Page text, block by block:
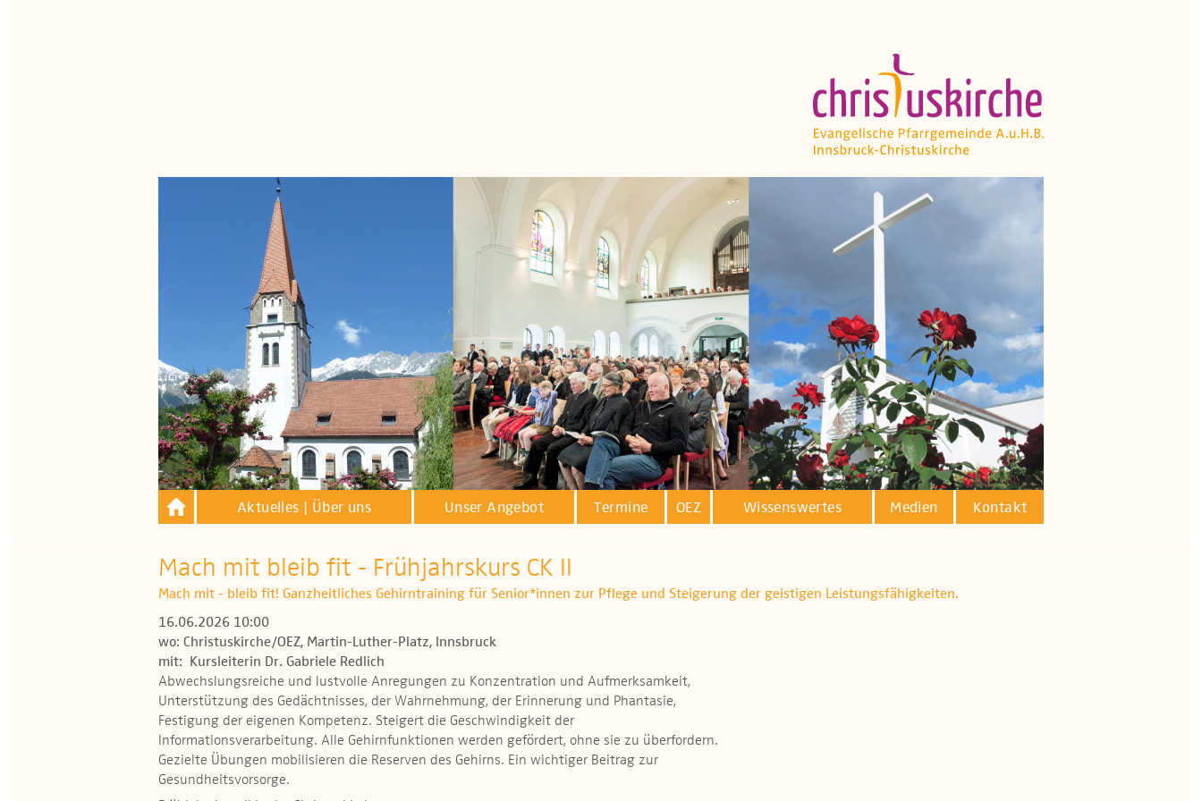
Aktuelles | Über uns Unser Angebot Termine OEZ Wissenswertes Medien Kontakt
Mach mit bleib fit - Frühjahrskurs CK II
Mach mit - bleib fit! Ganzheitliches Gehirntraining für Senior*innen zur Pflege und Steigerung der geistigen Leistungsfähigkeiten.
16.06.2026 10:00
wo: Christuskirche/OEZ, Martin-Luther-Platz, Innsbruck
mit: Kursleiterin Dr. Gabriele Redlich
Abwechslungsreiche und lustvolle Anregungen zu Konzentration und Aufmerksamkeit,
Unterstützung des Gedächtnisses, der Wahrnehmung, der Erinnerung und Phantasie,
Festigung der eigenen Kompetenz. Steigert die Geschwindigkeit der
Informationsverarbeitung. Alle Gehirnfunktionen werden gefördert, ohne sie zu überfordern.
Gezielte Übungen mobilisieren die Reserven des Gehirns. Ein wichtiger Beitrag zur
Gesundheitsvorsorge.